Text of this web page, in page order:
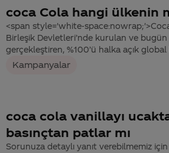
coca Cola hangi ülkenin
<span style='white-
Birleşik Devletleri’nde kurulan ve
gerçekleştiren, %100’ü halka açık
Kampanyalar
coca cola vanillayı
basınçtan patlar mı
Sorunuza detaylı yanıt verebilmemiz